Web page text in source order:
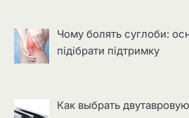
Чому болять суглоби:
підібрати підтримку
Как выбрать